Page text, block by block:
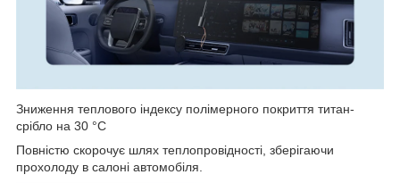
Зниження теплового індексу полімерного покриття титан-
срібло на 30 °C
Повністю скорочує шлях теплопровідності, зберігаючи
прохолоду в салоні автомобіля.